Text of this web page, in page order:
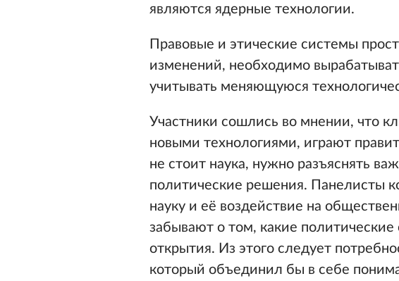
являются ядерные технологии.
Правовые и этические системы
изменений, необходимо
учитывать меняющуюся
Участники сошлись во мнении, что
новыми технологиями, играют
не стоит наука, нужно разъяснять
политические решения. Панелисты
науку и её воздействие на
забывают о том, какие
открытия. Из этого следует
который объединил бы в себе